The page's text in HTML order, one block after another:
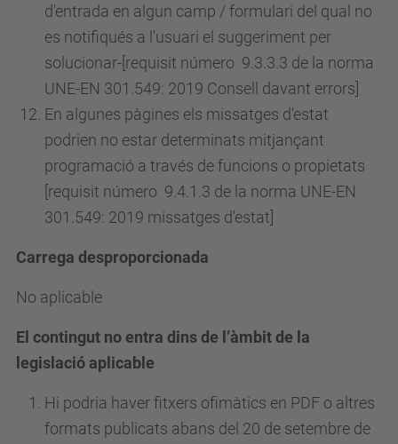
d'entrada en algun camp / formulari del qual no
es notifiqués a l'usuari el suggeriment per
solucionar-[requisit número 9.3.3.3 de la norma
UNE-EN 301.549: 2019 Consell davant errors]
En algunes pàgines els missatges d'estat
podrien no estar determinats mitjançant
programació a través de funcions o propietats
[requisit número 9.4.1.3 de la norma UNE-EN
301.549: 2019 missatges d'estat]
Carrega desproporcionada
No aplicable
El contingut no entra dins de l’àmbit de la
legislació aplicable
Hi podria haver fitxers ofimàtics en PDF o altres
formats publicats abans del 20 de setembre de